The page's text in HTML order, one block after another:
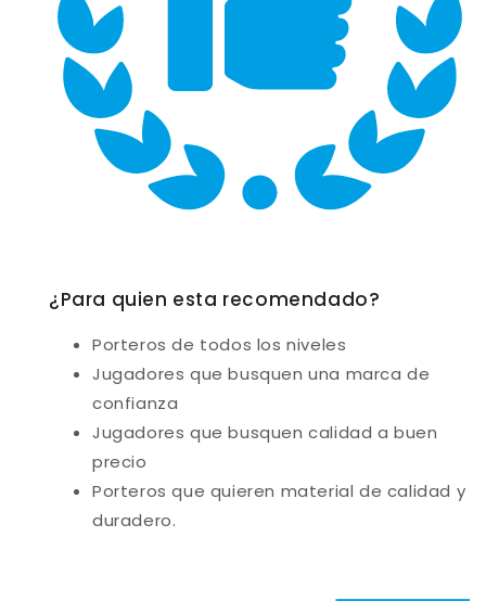
¿Para quien esta recomendado?
Porteros de todos los niveles
Jugadores que busquen una marca de
confianza
Jugadores que busquen calidad a buen
precio
Porteros que quieren material de calidad y
duradero.